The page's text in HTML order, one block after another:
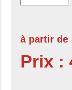
à partir de
Prix :